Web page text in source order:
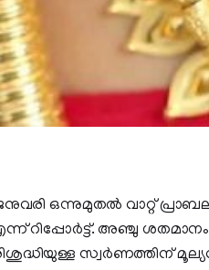
ഒന്നുമുതല്‍ വാറ്റ്
റിപ്പോര്‍ട്ട്. അഞ്ചു
സ്വര്‍ണത്തിന്